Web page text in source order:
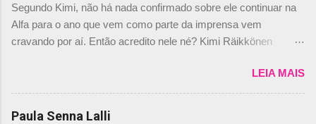
não será o companheiro de Bruno Senna em
2010. "Na verdade, nós recebemos uma oferta
de Piquet", admitiu Audetto. “Mas depois de ter
dois brasileiros”, explicou, dizendo ainda que
não tem nada contra o filho do tricampeão
Nelson Piquet. “Ele é um bom piloto, rápido e
Segundo Kimi, não há nada confirmado sobre ele continuar na
Alfa para o ano que vem como parte da imprensa vem
cravando por aí. Então acredito nele né? Kimi Räikkönen
truth but I’ve never had an option in my contract so that’s
should, pretty much, tell you that it’s not true." #Kimi7 #EifelGP
#AlfaRomeoRacing pic.twitter.com/77EDVn39Ia — Kimi
LEIA MAIS
Paula Senna Lalli